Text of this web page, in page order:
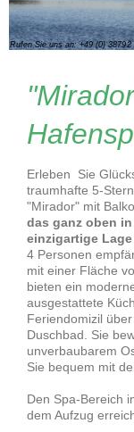
Rufen Sie uns an: +49 (0) 38792
Erleben Sie
traumhafte 5-
"Mirador" mit
das ganz oben
einzigartige
4 Personen
mit einer Fläche
bieten ein
ausgestattete
Feriendomizil
Duschbad. Sie
unverbaubarem
Sie bequem mit
Den Spa-Bereich
dem Aufzug